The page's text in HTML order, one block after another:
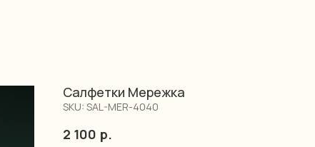
Салфетки Мережка
SKU: SAL-MER-4040
2 100 р.